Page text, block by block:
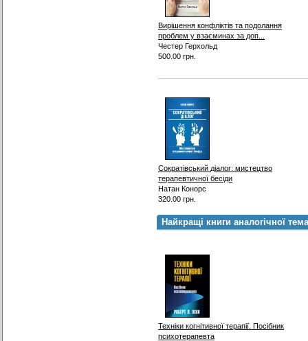
Вирішення конфліктів та подолання
проблем у взаєминах за доп...
Честер Герхольд
500.00 грн.
Сократівський діалог: мистецтво
терапевтичної бесіди
Натан Конорс
320.00 грн.
Найкращі книги аналогічної
Техніки когнітивної терапії. Посібник
психотерапевта